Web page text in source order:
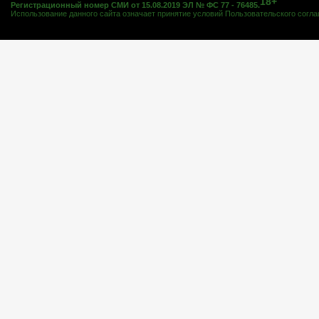
Регистрационный номер СМИ от 15.08.2019 ЭЛ № ФС 77 - 76485.
Использование данного сайта означает принятие условий Пользовательского